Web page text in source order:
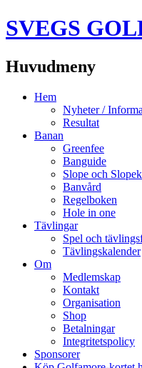
SVEGS
Huvudmeny
HoppaHem
Nyheter /
Resultat
Banan
Greenfee
Banguide
Slope och
Banvård
Regelboken
Hole in one
Tävlingar
Spel och
Tävlingskalender
Om
Medlemskap
Kontakt
Organisation
Shop
Betalningar
Integritetspolicy
Sponsorer